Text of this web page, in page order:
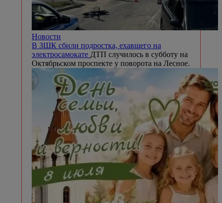
Новости
В ЗШК сбили подростка, ехавшего на
электросамокате ДТП случилось в субботу на
Октябрьском проспекте у поворота на Лесное.